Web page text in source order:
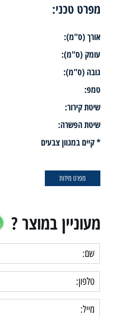
מפרט טכני:
אורך (ס"מ):
עומק (ס"מ):
גובה (ס"מ):
טמפ:
שיטת קירור:
שיטת הפשרה:
* קיים במגוון צבעים
מפרט מידות
מעוניין במוצר ?